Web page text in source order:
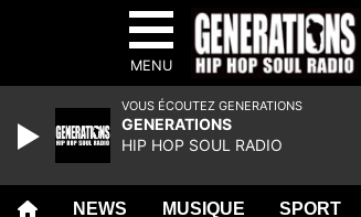
MENU
NEWS MUSIQUE SPORT
VOUS ÉCOUTEZ GENERATIONS
GENERATIONS
HIP HOP SOUL RADIO